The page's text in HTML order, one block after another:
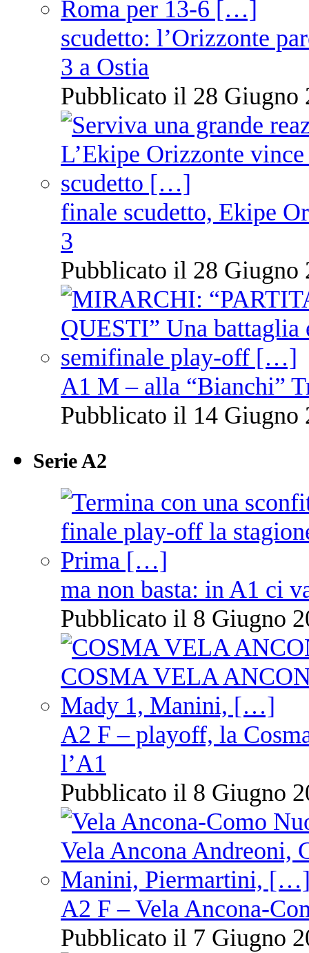
scudetto: l’Orizzonte
3 a Ostia
Pubblicato il 28 Giugno
finale scudetto, Ekipe
3
Pubblicato il 28 Giugno
A1 M – alla “Bianchi”
Pubblicato il 14 Giugno
Serie A2
ma non basta: in A1 ci
Pubblicato il 8 Giugno
A2 F – playoff, la
l’A1
Pubblicato il 8 Giugno
A2 F – Vela Ancona-
Pubblicato il 7 Giugno